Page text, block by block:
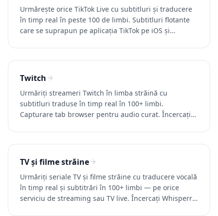
Urmărește orice TikTok Live cu subtitluri și traducere
în timp real în peste 100 de limbi. Subtitluri flotante
care se suprapun pe aplicația TikTok pe iOS și
Twitch
Urmăriți streameri Twitch în limba străină cu
subtitluri traduse în timp real în 100+ limbi.
Capturare tab browser pentru audio curat. Încercați
TV și filme străine
Urmăriți seriale TV și filme străine cu traducere vocală
în timp real și subtitrări în 100+ limbi — pe orice
serviciu de streaming sau TV live. Încercați Whisperr